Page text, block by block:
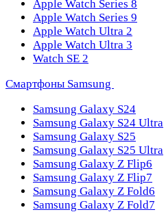
Apple Watch Series 8
Apple Watch Series 9
Apple Watch Ultra 2
Apple Watch Ultra 3
Watch SE 2
Смартфоны Samsung
Samsung Galaxy S24
Samsung Galaxy S24 Ultra
Samsung Galaxy S25
Samsung Galaxy S25 Ultra
Samsung Galaxy Z Flip6
Samsung Galaxy Z Flip7
Samsung Galaxy Z Fold6
Samsung Galaxy Z Fold7